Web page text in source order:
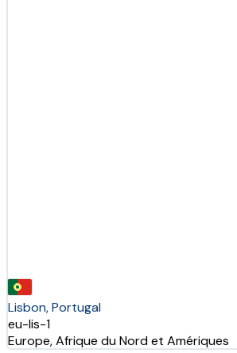
Lisbon, Portugal
eu-lis-1
Europe, Afrique du Nord et Amériques